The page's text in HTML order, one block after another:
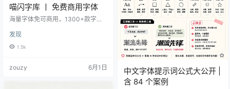
喵闪字库 丨 免费商用字体
海量字体免可商用，1300+款字体
网站，内置中英文字体
发现
1.5k
zouzy 6月1日
中文字体提示词公式大公开 |
含 84 个案例